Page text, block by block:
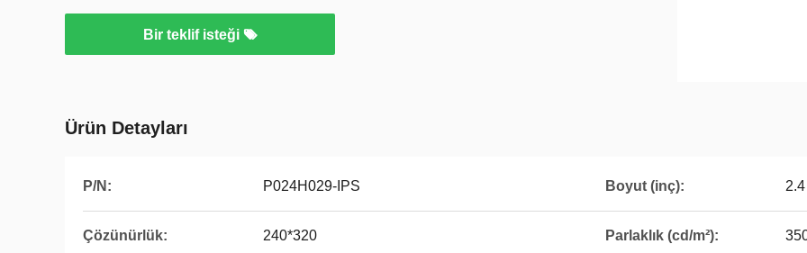
Bir teklif isteği
Ürün Detayları
P/N: P024H029-IPS Boyut (inç): 2.4
Çözünürlük: 240*320 Parlaklık (cd/m²):